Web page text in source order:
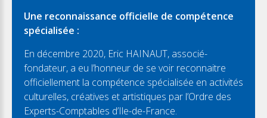
Une reconnaissance officielle de compétence
spécialisée :
En décembre 2020, Eric HAINAUT, associé-
fondateur, a eu l’honneur de se voir reconnaitre
officiellement la compétence spécialisée en activités
culturelles, créatives et artistiques par l’Ordre des
Experts-Comptables d’Ile-de-France.